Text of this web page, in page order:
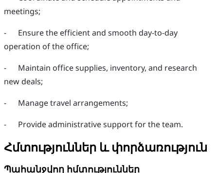
meetings;
- Ensure the efficient and smooth day-to-day
operation of the office;
- Maintain office supplies, inventory, and research
new deals;
- Manage travel arrangements;
- Provide administrative support for the team.
Հմտություններ և փորձառություն
Պահանջվող հմտություններ